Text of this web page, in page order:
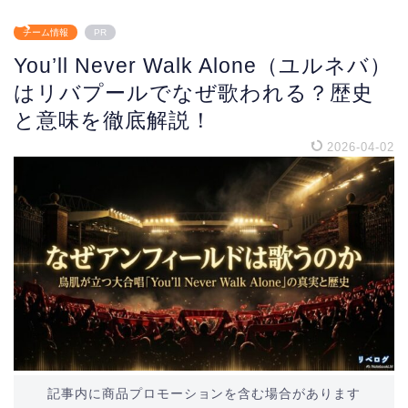
チーム情報 PR
You’ll Never Walk Alone（ユルネバ）
はリバプールでなぜ歌われる？歴史
と意味を徹底解説！
2026-04-02
記事内に商品プロモーションを含む場合があります